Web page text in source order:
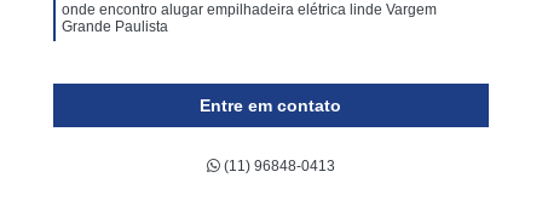
onde encontro alugar empilhadeira elétrica linde Vargem
Grande Paulista
Entre em contato
(11) 96848-0413